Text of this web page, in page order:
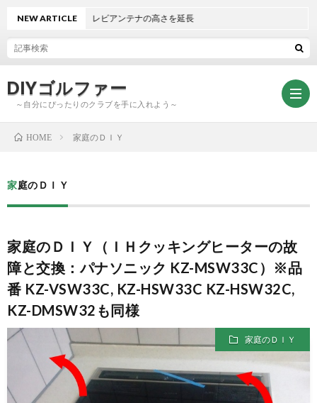
DIYゴルファー
～自分にぴったりのクラブを手に入れよう～
ッ
プ
ク
ラ
DIY
ッ
練
NEW ARTICLE
テレビアンテナの高さを延長
HOME 家庭のＤＩＹ
家庭のＤＩＹ
家庭のＤＩＹ（ＩＨクッキングヒーターの故
障と交換：パナソニック KZ-MSW33C）※品
番 KZ-VSW33C, KZ-HSW33C KZ-HSW32C,
KZ-DMSW32も同様
家庭のＤＩＹ